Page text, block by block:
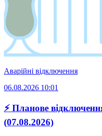
Аварійні відключення
06.08.2026 10:01
⚡ Планове
(07.08.2026)